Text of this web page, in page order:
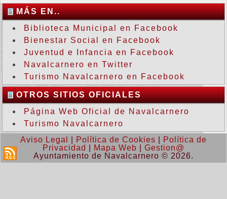
MÁS EN..
Biblioteca Municipal en Facebook
Bienestar Social en Facebook
Juventud e Infancia en Facebook
Navalcarnero en Twitter
Turismo Navalcarnero en Facebook
OTROS SITIOS OFICIALES
Página Web Oficial de Navalcarnero
Turismo Navalcarnero
Aviso Legal
Política de Cookies
Política de
Privacidad
Mapa Web
Gestion@
Ayuntamiento de Navalcarnero © 2026.